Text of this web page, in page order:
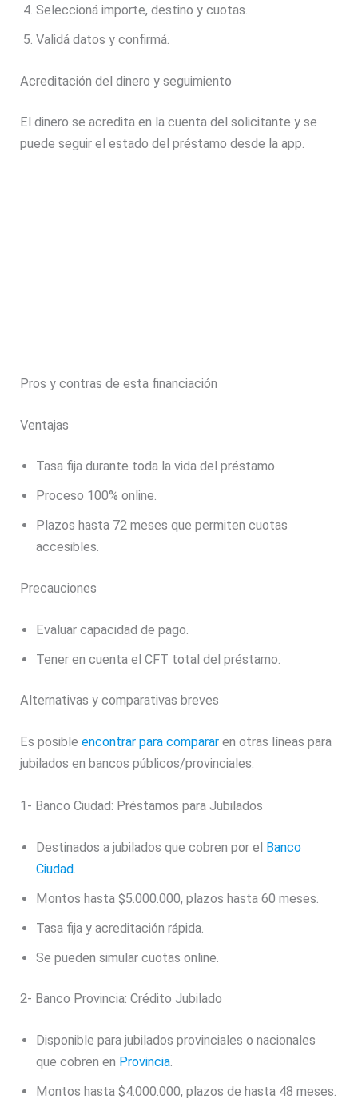
Seleccioná importe, destino y cuotas.
Validá datos y confirmá.
Acreditación del dinero y seguimiento
El dinero se acredita en la cuenta del solicitante y se
puede seguir el estado del préstamo desde la app.
Pros y contras de esta financiación
Ventajas
Tasa fija durante toda la vida del préstamo.
Proceso 100% online.
Plazos hasta 72 meses que permiten cuotas
accesibles.
Precauciones
Evaluar capacidad de pago.
Tener en cuenta el CFT total del préstamo.
Alternativas y comparativas breves
Es posibleencontrar para compararen otras líneas para
jubilados en bancos públicos/provinciales.
1- Banco Ciudad: Préstamos para Jubilados
Destinados a jubilados que cobren por el Banco
Ciudad
Montos hasta $5.000.000, plazos hasta 60 meses.
Tasa fija y acreditación rápida.
Se pueden simular cuotas online.
2- Banco Provincia: Crédito Jubilado
Disponible para jubilados provinciales o nacionales
que cobren en Provincia
Montos hasta $4.000.000, plazos de hasta 48 meses.